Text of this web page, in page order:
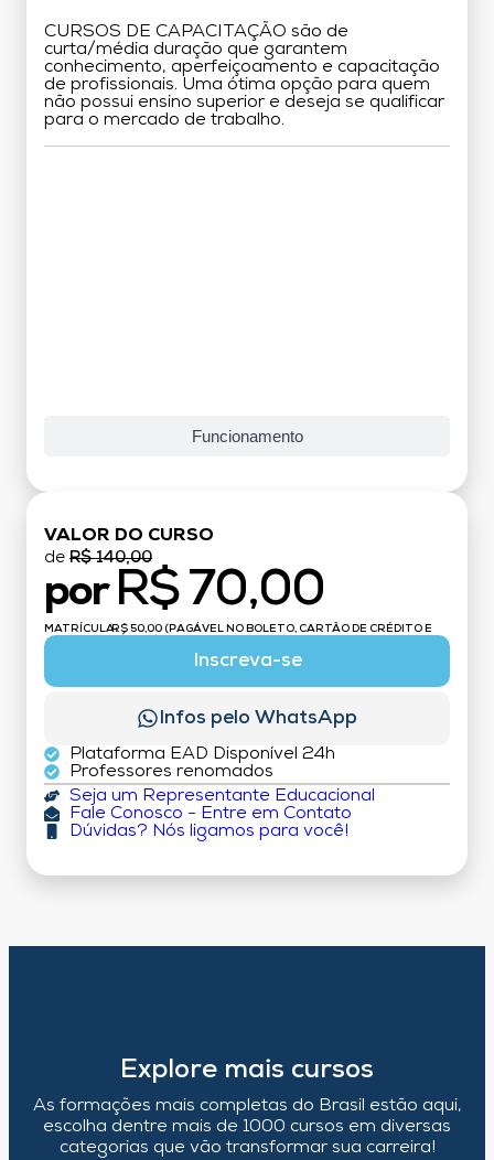
CURSOS DE CAPACITAÇÃO são de
curta/média duração que garantem
conhecimento, aperfeiçoamento e capacitação
de profissionais. Uma ótima opção para quem
não possui ensino superior e deseja se qualificar
para o mercado de trabalho.
Funcionamento
VALOR DO CURSO
de R$ 140,00
por R$ 70,00
MATRÍCULA:R$ 50,00 (PAGÁVEL NO BOLETO, CARTÃO DE CRÉDITO E
Inscreva-se
Infos pelo WhatsApp
Plataforma EAD Disponível 24h
Professores renomados
Seja um Representante Educacional
Fale Conosco - Entre em Contato
Dúvidas? Nós ligamos para você!
Explore mais cursos
As formações mais completas do Brasil estão aqui,
escolha dentre mais de 1000 cursos em diversas
categorias que vão transformar sua carreira!